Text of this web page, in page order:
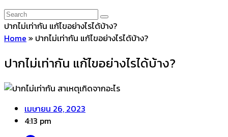
ปากไม่เท่ากัน แก้ไขอย่างไรได้บ้าง?
Home » ปากไม่เท่ากัน แก้ไขอย่างไรได้บ้าง?
ปากไม่เท่ากัน แก้ไขอย่างไรได้บ้าง?
เมษายน 26, 2023
4:13 pm